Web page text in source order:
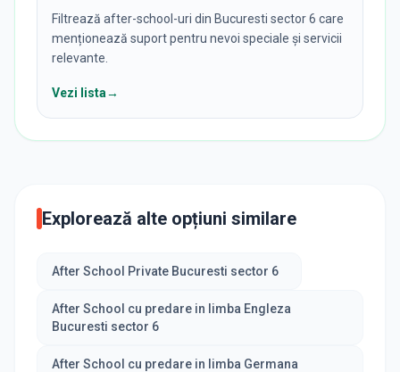
Filtrează after-school-uri din Bucuresti sector 6 care
menționează suport pentru nevoi speciale și servicii
relevante.
Vezi lista→
Explorează alte opțiuni similare
After School Private Bucuresti sector 6
After School cu predare in limba Engleza
Bucuresti sector 6
After School cu predare in limba Germana